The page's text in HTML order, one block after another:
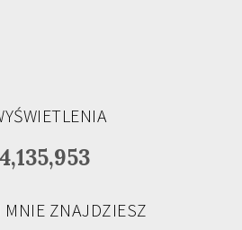
4,135,953
ZNAJDZIESZ